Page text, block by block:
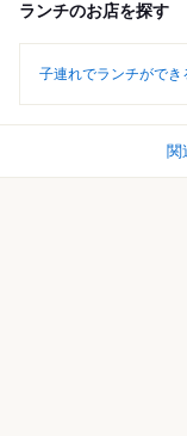
ランチのお店を探す
子連れでランチができ
関